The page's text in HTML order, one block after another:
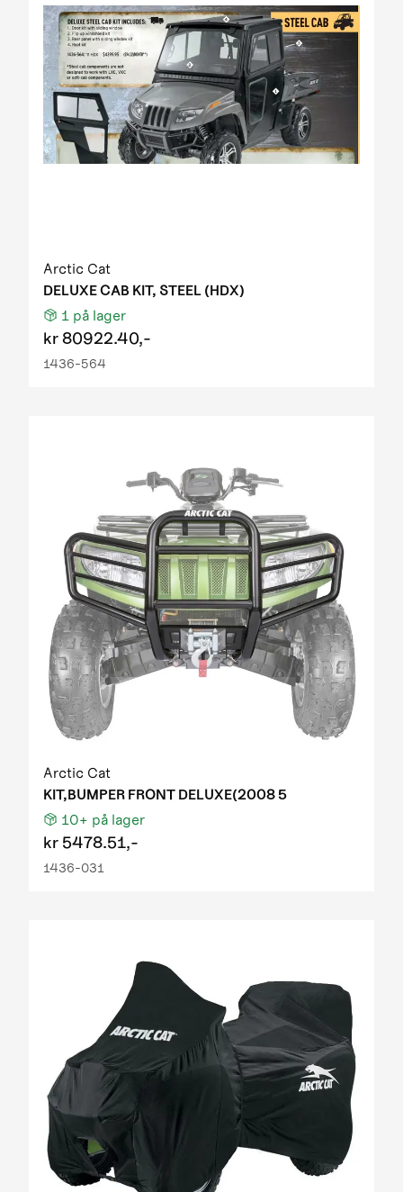
Arctic Cat
DELUXE CAB KIT, STEEL (HDX)
1 på lager
kr80922.40,-
1436-564
Arctic Cat
KIT,BUMPER FRONT DELUXE(2008 5
10+ på lager
kr 5478.51,-
1436-031